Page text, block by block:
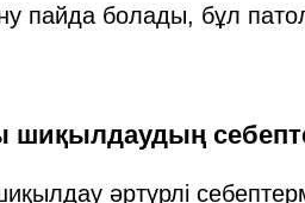
пайда болады, бұл
әртүрлі